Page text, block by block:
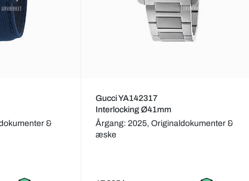
&
Gucci YA142317
Interlocking Ø41mm
Årgang: 2025,Originaldokumenter &
æske